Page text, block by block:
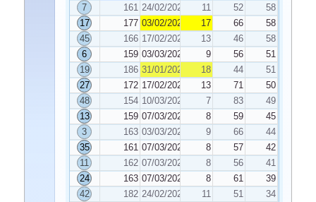
7
161 24/02/2023 11 52
58
17
177 03/02/2023 17 66
58
45
166 17/02/2023 13 46
58
6
159 03/03/2023 9 56
51
19
186 31/01/2023 18 44
51
27
172 17/02/2023 13 71
50
48
154 10/03/2023 7 83
49
13
159 07/03/2023 8 59
45
3
163 03/03/2023 9 66
44
35
161 07/03/2023 8 57
42
11
162 07/03/2023 8 56
41
24
163 07/03/2023 8 61
39
42
182 24/02/2023 11 51
34